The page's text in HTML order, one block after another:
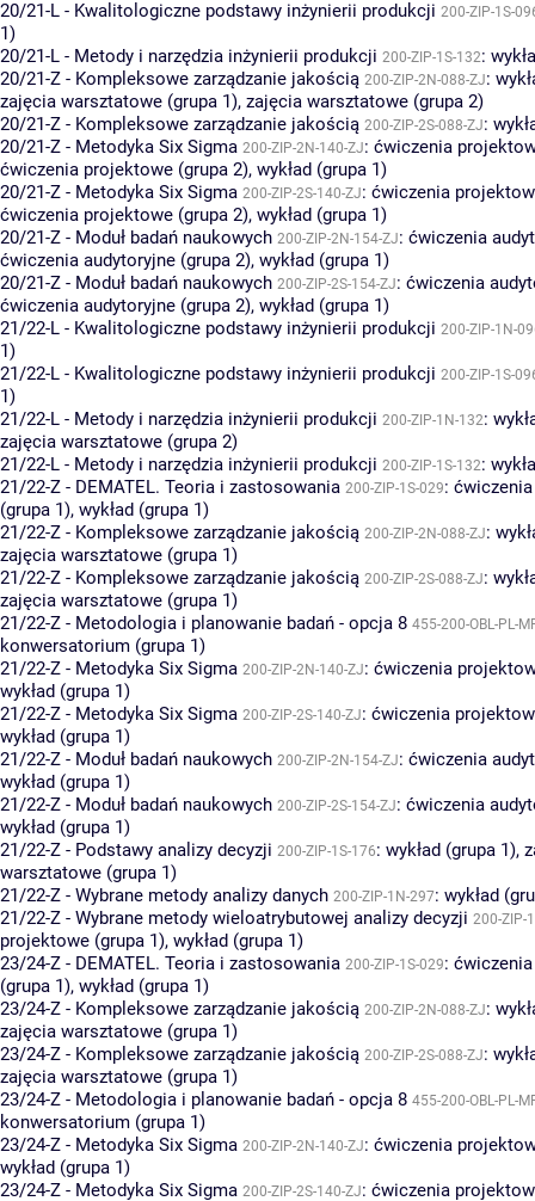
20/21-L - Kwalitologiczne podstawy inżynierii produkcji 200-ZIP-1S-
1)
20/21-L - Metody i narzędzia inżynierii produkcji 200-ZIP-1S-132:
20/21-Z - Kompleksowe zarządzanie jakością 200-ZIP-2N-088-ZJ:
zajęcia warsztatowe (grupa 1), zajęcia warsztatowe (grupa 2)
20/21-Z - Kompleksowe zarządzanie jakością 200-ZIP-2S-088-ZJ:
20/21-Z - Metodyka Six Sigma 200-ZIP-2N-140-ZJ: ćwiczenia
ćwiczenia projektowe (grupa 2), wykład (grupa 1)
20/21-Z - Metodyka Six Sigma 200-ZIP-2S-140-ZJ: ćwiczenia
ćwiczenia projektowe (grupa 2), wykład (grupa 1)
20/21-Z - Moduł badań naukowych 200-ZIP-2N-154-ZJ: ćwiczenia
ćwiczenia audytoryjne (grupa 2), wykład (grupa 1)
20/21-Z - Moduł badań naukowych 200-ZIP-2S-154-ZJ: ćwiczenia
ćwiczenia audytoryjne (grupa 2), wykład (grupa 1)
21/22-L - Kwalitologiczne podstawy inżynierii produkcji 200-ZIP-1N-
1)
21/22-L - Kwalitologiczne podstawy inżynierii produkcji 200-ZIP-1S-
1)
21/22-L - Metody i narzędzia inżynierii produkcji 200-ZIP-1N-132:
zajęcia warsztatowe (grupa 2)
21/22-L - Metody i narzędzia inżynierii produkcji 200-ZIP-1S-132:
21/22-Z - DEMATEL. Teoria i zastosowania 200-ZIP-1S-029:
(grupa 1), wykład (grupa 1)
21/22-Z - Kompleksowe zarządzanie jakością 200-ZIP-2N-088-ZJ:
zajęcia warsztatowe (grupa 1)
21/22-Z - Kompleksowe zarządzanie jakością 200-ZIP-2S-088-ZJ:
zajęcia warsztatowe (grupa 1)
21/22-Z - Metodologia i planowanie badań - opcja 8 455-200-OBL-PL-
konwersatorium (grupa 1)
21/22-Z - Metodyka Six Sigma 200-ZIP-2N-140-ZJ: ćwiczenia
wykład (grupa 1)
21/22-Z - Metodyka Six Sigma 200-ZIP-2S-140-ZJ: ćwiczenia
wykład (grupa 1)
21/22-Z - Moduł badań naukowych 200-ZIP-2N-154-ZJ: ćwiczenia
wykład (grupa 1)
21/22-Z - Moduł badań naukowych 200-ZIP-2S-154-ZJ: ćwiczenia
wykład (grupa 1)
21/22-Z - Podstawy analizy decyzji 200-ZIP-1S-176: wykład (grupa 1),
warsztatowe (grupa 1)
21/22-Z - Wybrane metody analizy danych 200-ZIP-1N-297: wykład
21/22-Z - Wybrane metody wieloatrybutowej analizy decyzji 200-ZIP-
projektowe (grupa 1), wykład (grupa 1)
23/24-Z - DEMATEL. Teoria i zastosowania 200-ZIP-1S-029:
(grupa 1), wykład (grupa 1)
23/24-Z - Kompleksowe zarządzanie jakością 200-ZIP-2N-088-ZJ:
zajęcia warsztatowe (grupa 1)
23/24-Z - Kompleksowe zarządzanie jakością 200-ZIP-2S-088-ZJ:
zajęcia warsztatowe (grupa 1)
23/24-Z - Metodologia i planowanie badań - opcja 8 455-200-OBL-PL-
konwersatorium (grupa 1)
23/24-Z - Metodyka Six Sigma 200-ZIP-2N-140-ZJ: ćwiczenia
wykład (grupa 1)
23/24-Z - Metodyka Six Sigma 200-ZIP-2S-140-ZJ: ćwiczenia